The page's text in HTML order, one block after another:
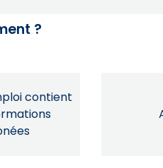
?
contient